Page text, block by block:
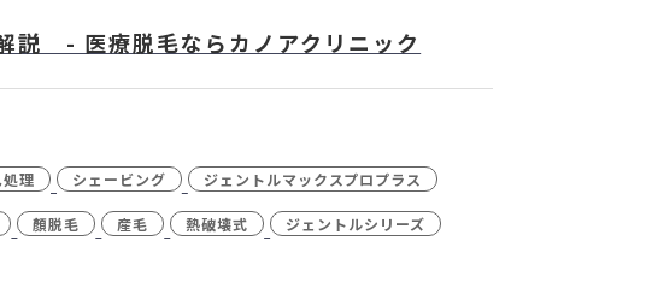
説 - 医療脱毛ならカノアクリニック
理 シェービング ジェントルマックスプロプラス
顏脱毛 産毛 熱破壊式 ジェントルシリーズ